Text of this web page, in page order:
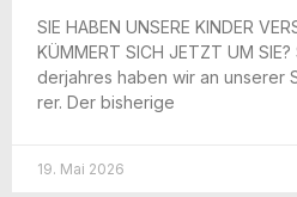
SIE HABEN UNSERE KINDER
KÜMMERT SICH JETZT UM
der­jah­res haben wir an unse­rer
rer. Der bisherige
19. Mai 2026